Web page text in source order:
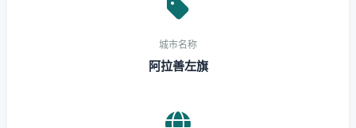
城市名称
阿拉善左旗